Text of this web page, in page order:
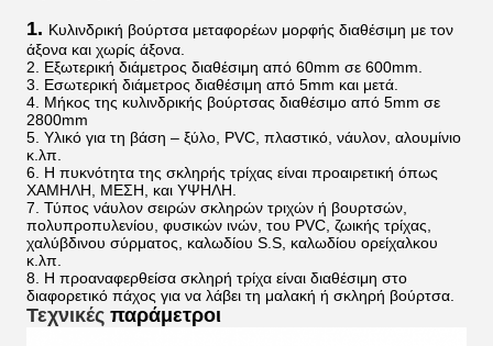
1. Κυλινδρική βούρτσα μεταφορέων μορφής διαθέσιμη με τον
άξονα και χωρίς άξονα.
2. Εξωτερική διάμετρος διαθέσιμη από 60mm σε 600mm.
3. Εσωτερική διάμετρος διαθέσιμη από 5mm και μετά.
4. Μήκος της κυλινδρικής βούρτσας διαθέσιμο από 5mm σε
2800mm
5. Υλικό για τη βάση – ξύλο, PVC, πλαστικό, νάυλον, αλουμίνιο
κ.λπ.
6. Η πυκνότητα της σκληρής τρίχας είναι προαιρετική όπως
ΧΑΜΗΛΗ, ΜΕΣΗ, και ΥΨΗΛΗ.
7. Τύπος νάυλον σειρών σκληρών τριχών ή βουρτσών,
πολυπροπυλενίου, φυσικών ινών, του PVC, ζωικής τρίχας,
χαλύβδινου σύρματος, καλωδίου S.S, καλωδίου ορείχαλκου
κ.λπ.
8. Η προαναφερθείσα σκληρή τρίχα είναι διαθέσιμη στο
διαφορετικό πάχος για να λάβει τη μαλακή ή σκληρή βούρτσα.
Τεχνικές παράμετροι